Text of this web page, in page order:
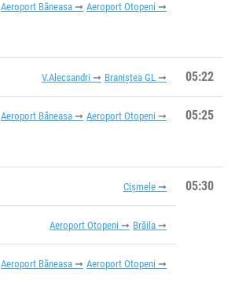
Aeroport Băneasa Aeroport Otopeni
V.Alecsandri Braniștea GL 05:22
Aeroport Băneasa Aeroport Otopeni 05:25
Cișmele 05:30
Aeroport Otopeni Brăila
Aeroport Băneasa Aeroport Otopeni